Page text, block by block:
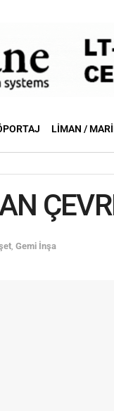
LIMAN /
Gemi İnşa